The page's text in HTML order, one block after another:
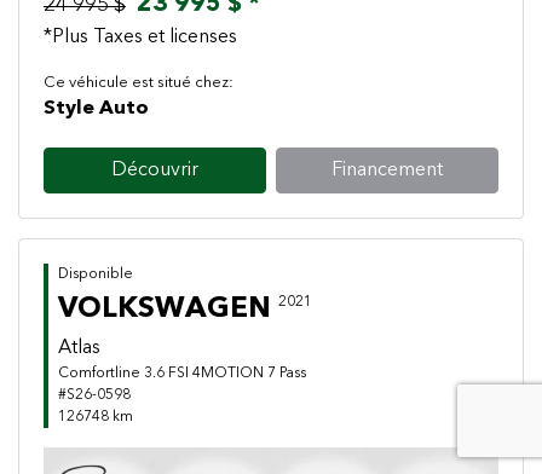
24 995 $
*Plus Taxes et licenses
Ce véhicule est situé chez:
Style Auto
Découvrir Financement
Disponible
VOLKSWAGEN 2021
Atlas
Comfortline 3.6 FSI 4MOTION 7 Pass
#S26-0598
126748 km